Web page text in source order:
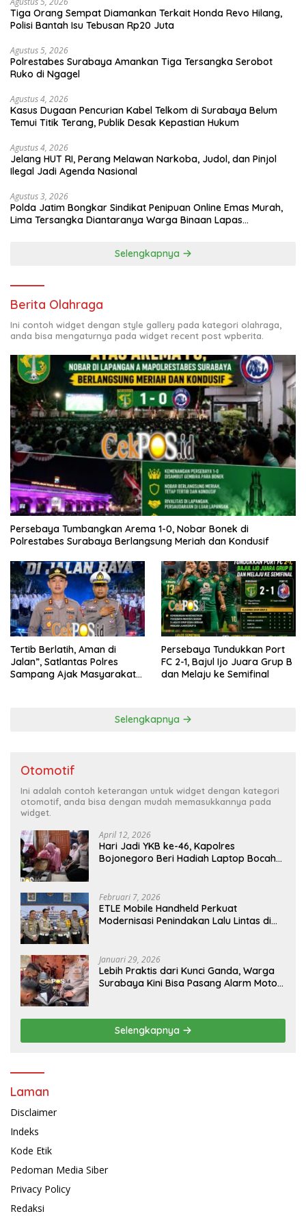
Tiga Orang Sempat Diamankan Terkait Honda Revo Hilang,
Polisi Bantah Isu Tebusan Rp20 Juta
Agustus 5, 2026
Polrestabes Surabaya Amankan Tiga Tersangka Serobot
Ruko di Ngagel
Agustus 4, 2026
Kasus Dugaan Pencurian Kabel Telkom di Surabaya Belum
Temui Titik Terang, Publik Desak Kepastian Hukum
Agustus 4, 2026
Jelang HUT RI, Perang Melawan Narkoba, Judol, dan Pinjol
Ilegal Jadi Agenda Nasional
Agustus 3, 2026
Polda Jatim Bongkar Sindikat Penipuan Online Emas Murah,
Lima Tersangka Diantaranya Warga Binaan Lapas
Selengkapnya
Berita Olahraga
Ini contoh widget dengan style gallery pada kategori olahraga,
anda bisa mengaturnya pada widget recent post wpberita.
Persebaya Tumbangkan Arema 1-0, Nobar Bonek di
Polrestabes Surabaya Berlangsung Meriah dan Kondusif
Tertib Berlatih, Aman di
Jalan”, Satlantas Polres
Sampang Ajak Masyarakat
Persebaya Tundukkan Port
FC 2-1, Bajul Ijo Juara Grup B
dan Melaju ke Semifinal
Selengkapnya
Otomotif
Ini adalah contoh keterangan untuk widget dengan kategori
otomotif, anda bisa dengan mudah memasukkannya pada
widget.
April 12, 2026
Hari Jadi YKB ke-46, Kapolres
Bojonegoro Beri Hadiah Laptop Bocah
Februari 7, 2026
ETLE Mobile Handheld Perkuat
Modernisasi Penindakan Lalu Lintas di
Januari 29, 2026
Lebih Praktis dari Kunci Ganda, Warga
Surabaya Kini Bisa Pasang Alarm Motor
Selengkapnya
Laman
Disclaimer
Indeks
Kode Etik
Pedoman Media Siber
Privacy Policy
Redaksi